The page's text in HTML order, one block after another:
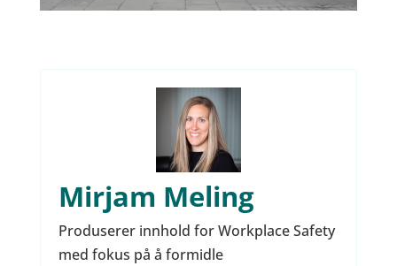
Mirjam Meling
Produserer innhold for Workplace Safety
med fokus på å formidle